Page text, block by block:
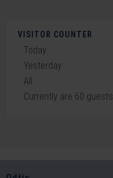
VISITOR COUNTER
Today
Yesterday
All
Currently are 60